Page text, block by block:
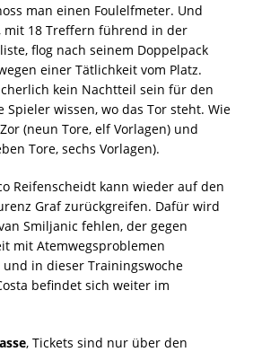
man einen Foulelfmeter. Und
mit 18 Treffern führend in der
flog nach seinem Doppelpack
einer Tätlichkeit vom Platz.
kein Nachtteil sein für den
Spieler wissen, wo das Tor steht. Wie
(neun Tore, elf Vorlagen) und
Tore, sechs Vorlagen).
Reifenscheidt kann wieder auf den
Graf zurückgreifen. Dafür wird
Smiljanic fehlen, der gegen
mit Atemwegsproblemen
in dieser Trainingswoche
befindet sich weiter im
, Tickets sind nur über den